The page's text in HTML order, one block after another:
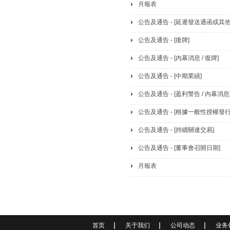
月報表
公告及通告 - [延遲發送通函或其
公告及通告 - [復牌]
公告及通告 - [內幕消息 / 復牌]
公告及通告 - [中期業績]
公告及通告 - [盈利警告 / 內幕消
公告及通告 - [根據一般性授權發
公告及通告 - [持續關連交易]
公告及通告 - [董事會召開日期]
月報表
首页 关于我们 公司动态 业务